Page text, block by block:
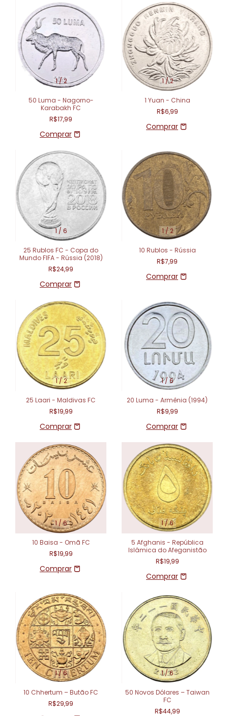
1/2
50 Luma - Nagorno-
Karabakh FC
R$17,99
1/2
1 Yuan - China
R$6,99
1 / 6
25 Rublos FC - Copa do
Mundo FIFA - Rússia (2018)
R$24,99
1/2
10 Rublos - Rússia
R$7,99
1/2
25 Laari - Maldivas FC
R$19,99
1/6
20 Luma - Armênia (1994)
R$9,99
1/6
10 Baisa - Omã FC
R$19,99
1/6
5 Afghanis - República
Islâmica do Afeganistão
R$19,99
1/6
10 Chhertum – Butão FC
R$29,99
1/6
50 Novos Dólares – Taiwan
FC
R$44,99